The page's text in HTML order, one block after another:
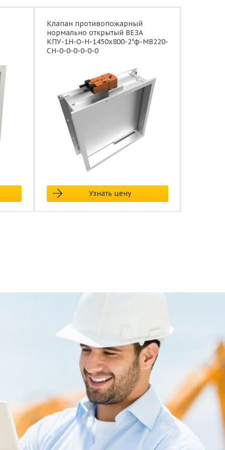
Клапан противопожарный
нормально открытый ВЕЗА
КПУ-1Н-О-Н-1450x800-2*ф-МВ220-
СН-0-0-0-0-0-0
Узнать цену